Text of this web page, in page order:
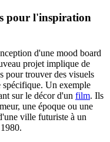
pour l'inspiration
d'une mood board
projet implique de
pour trouver des visuels
spécifique. Un exemple
sur le décor d'un film. Ils
une époque ou une
ville futuriste à un